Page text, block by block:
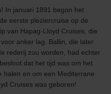
In januari 1891 begon het
eerste pleziercruise op de
van Hapag-Lloyd Cruises, die
anker lag. Ballin, die later
rederij zou worden, had echter
dat het tijd was om het
halen en om een Mediterrane
Cruises was geboren!